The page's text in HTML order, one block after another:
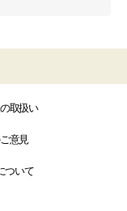
取扱い
意見
ついて